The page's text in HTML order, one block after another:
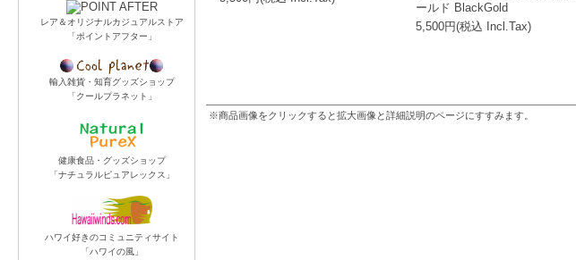
ールド BlackGold
5,500円(税込 Incl.Tax)
※商品画像をクリックすると拡大画像と詳細説明のページにすすみます。
レア＆オリジナルカジュアルストア
「ポイントアフター」
輸入雑貨・知育グッズショップ
「クールプラネット」
健康食品・グッズショップ
「ナチュラルピュアレックス」
ハワイ好きのコミュニティサイト
「ハワイの風」